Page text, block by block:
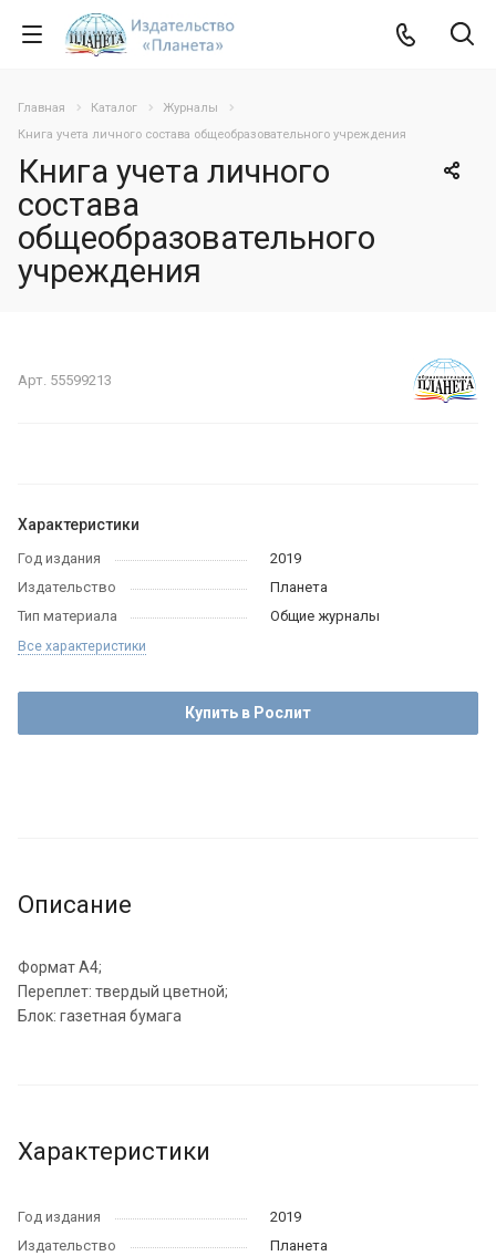
Главная Каталог
Журналы
Книга учета личного состава общеобразовательного учреждения
Книга учета личного
состава
общеобразовательного
учреждения
Арт. 55599213
Характеристики
Год издания
2019
Издательство
Планета
Тип материала
Общие журналы
Все характеристики
Купить в Рослит
Описание
Формат А4;
Переплет: твердый цветной;
Блок: газетная бумага
Характеристики
Год издания
2019
Издательство
Планета